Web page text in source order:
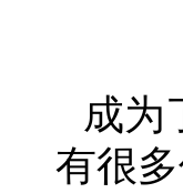
成为
有很